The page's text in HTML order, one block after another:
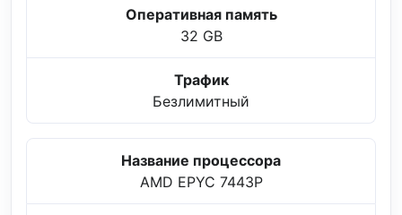
Оперативная память
32 GB
Трафик
Безлимитный
Название процессора
AMD EPYC 7443P